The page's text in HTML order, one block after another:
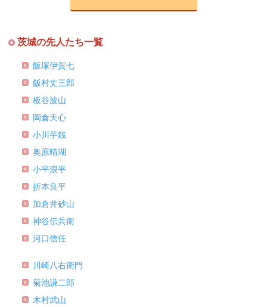
茨城の先人たち一覧
飯塚伊賀七
飯村丈三郎
板谷波山
岡倉天心
小川芋銭
奥原晴湖
小平浪平
折本良平
加倉井砂山
神谷伝兵衛
河口信任
川崎八右衛門
菊池謙二郎
木村武山